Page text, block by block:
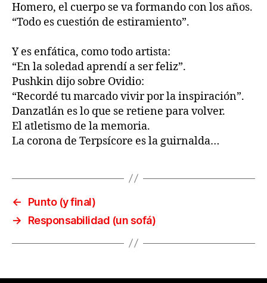
Homero, el cuerpo se va formando con los años.
“Todo es cuestión de estiramiento”.
Y es enfática, como todo artista:
“En la soledad aprendí a ser feliz”.
Pushkin dijo sobre Ovidio:
“Recordé tu marcado vivir por la inspiración”.
Danzatlán es lo que se retiene para volver.
El atletismo de la memoria.
La corona de Terpsícore es la guirnalda…
←
Punto (y final)
→
Responsabilidad (un sofá)